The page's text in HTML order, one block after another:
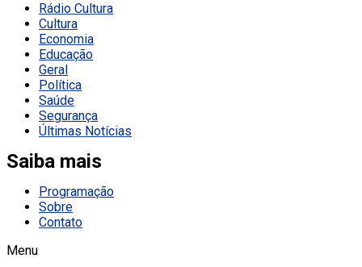
Rádio Cultura
Cultura
Economia
Educação
Geral
Política
Saúde
Segurança
Últimas Notícias
Saiba mais
Programação
Sobre
Contato
Menu